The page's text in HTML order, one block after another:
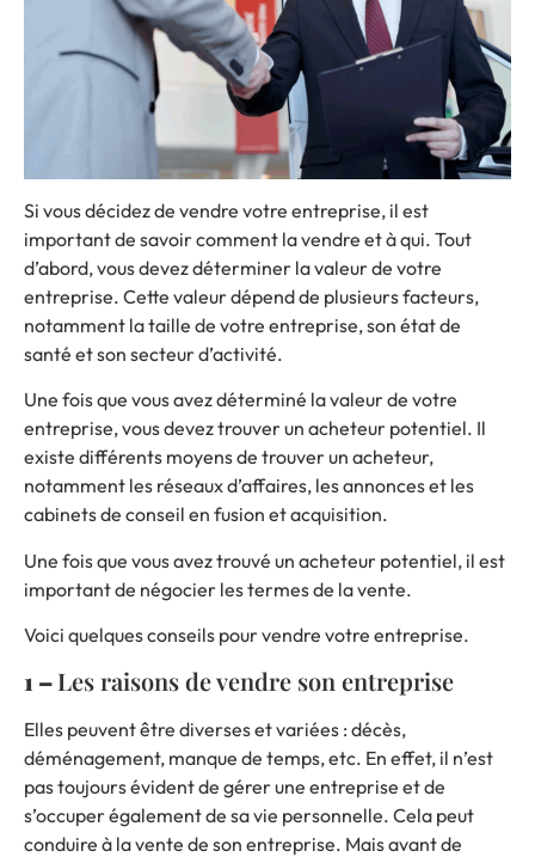
Si vous décidez de vendre votre entreprise, il est
important de savoir comment la vendre et à qui. Tout
d’abord, vous devez déterminer la valeur de votre
entreprise. Cette valeur dépend de plusieurs facteurs,
notamment la taille de votre entreprise, son état de
santé et son secteur d’activité.
Une fois que vous avez déterminé la valeur de votre
entreprise, vous devez trouver un acheteur potentiel. Il
existe différents moyens de trouver un acheteur,
notamment les réseaux d’affaires, les annonces et les
cabinets de conseil en fusion et acquisition.
Une fois que vous avez trouvé un acheteur potentiel, il est
important de négocier les termes de la vente.
Voici quelques conseils pour vendre votre entreprise.
1 –Les raisons de vendre son entreprise
Elles peuvent être diverses et variées : décès,
déménagement, manque de temps, etc. En effet, il n’est
pas toujours évident de gérer une entreprise et de
s’occuper également de sa vie personnelle. Cela peut
conduire à la vente de son entreprise. Mais avant de